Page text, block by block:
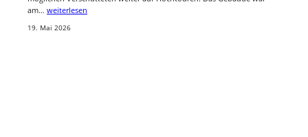
am… weiterlesen
19. Mai 2026